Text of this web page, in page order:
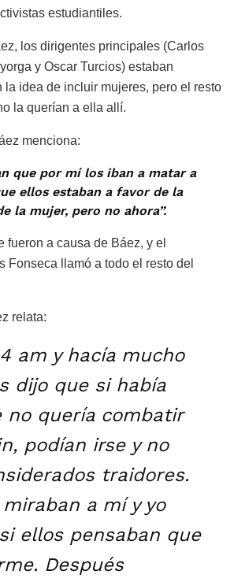
estudiantiles.
los dirigentes principales (Carlos
y Oscar Turcios) estaban
la idea de incluir mujeres, pero el resto
la querían a ella allí.
menciona:
que por mí los iban a matar a
ellos estaban a favor de la
la mujer, pero no ahora”.
fueron a causa de Báez, y el
Fonseca llamó a todo el resto del
relata:
am y hacía mucho
dijo que si había
no quería combatir
podían irse y no
traidores.
miraban a mí y yo
ellos pensaban que
Después